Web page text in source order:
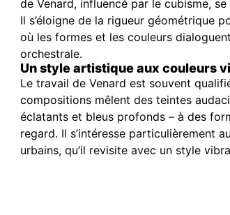
de Venard, influencé par le cubisme,
Il s’éloigne de la rigueur géométrique
où les formes et les couleurs
orchestrale.
Un style artistique aux couleurs
Le travail de Venard est souvent
compositions mêlent des teintes
éclatants et bleus profonds – à des
regard. Il s’intéresse particulièrement
urbains, qu’il revisite avec un style